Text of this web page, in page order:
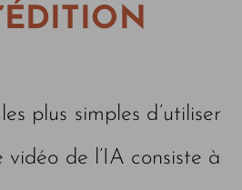
plus simples d’utiliser
vidéo de l’IA consiste à